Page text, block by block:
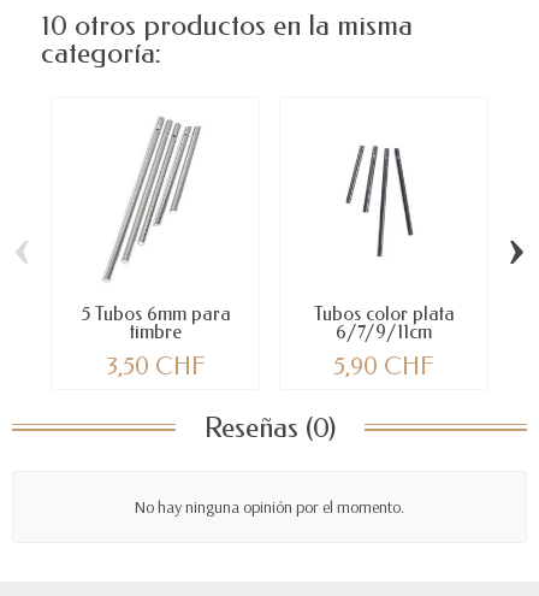
10 otros productos en la misma
categoría:
5 Tubos 6mm para
timbre
3,50 CHF
Tubos color plata
6/7/9/11cm
5,90 CHF
‹ ›
Reseñas (0)
No hay ninguna opinión por el momento.